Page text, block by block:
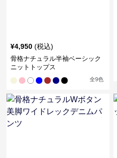
¥4,950 (税込)
骨格ナチュラル半袖ベーシック
ニットトップス
全9色